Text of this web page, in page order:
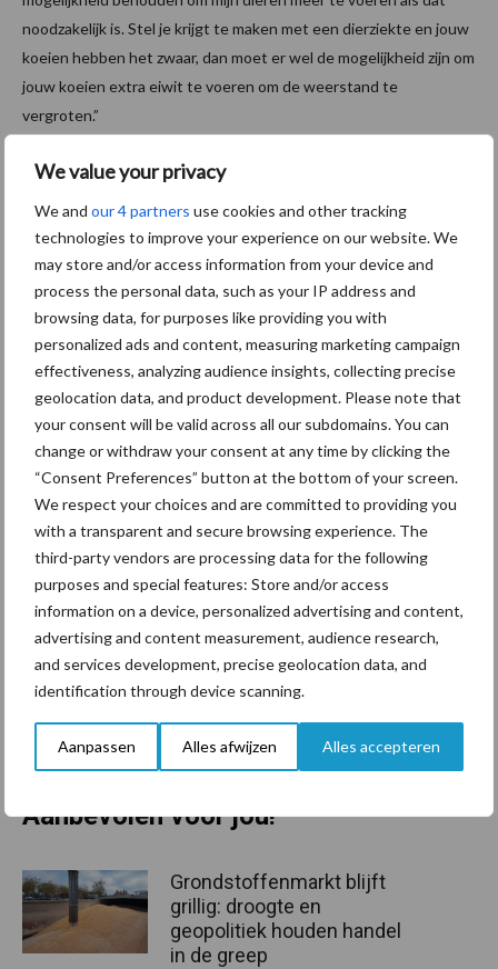
We value your privacy
We and our 4 partners use cookies and other tracking
technologies to improve your experience on our website. We
may store and/or access information from your device and
process the personal data, such as your IP address and
browsing data, for purposes like providing you with
personalized ads and content, measuring marketing campaign
effectiveness, analyzing audience insights, collecting precise
geolocation data, and product development. Please note that
your consent will be valid across all our subdomains. You can
change or withdraw your consent at any time by clicking the
“Consent Preferences” button at the bottom of your screen.
We respect your choices and are committed to providing you
with a transparent and secure browsing experience. The
third-party vendors are processing data for the following
purposes and special features: Store and/or access
information on a device, personalized advertising and content,
advertising and content measurement, audience research,
and services development, precise geolocation data, and
identification through device scanning.
Aanpassen Alles afwijzen Alles accepteren
noodzakelijk is. Stel je krijgt te maken met een dierziekte en jouw
koeien hebben het zwaar, dan moet er wel de mogelijkheid zijn om
jouw koeien extra eiwit te voeren om de weerstand te
vergroten.”
Gezonde koeien in de stal
want het onderzoek is nog niet afgerond. In het najaar zal het
laatste bedrijfsbezoek door de dierenarts plaatsvinden.
Vervolgens zal de onderzoeker alle gegevens van 20
melkveebedrijven analyseren.
In de stal ziet hij eigenlijk geen verschil als het gaat om
diergezondheid. De zwartbonte
Holstein Friesian koeien
op het eerste gezicht gezond uit. Een aantal dieren staat te
vreten aan het voerhek, terwijl een groot deel van de dieren
rustig herkauwend in de ligboxen ligt. Ook de dierenarts die de
koeien twee keer per jaar monitort heeft geen signalen om aan te
nemen dat de dieren niet gezond zijn.
Dit is het tweede artikel in een reeks van vijf, over het
deelproject Diergezondheid binnen Koe en Eiwit.Het vorige
artikel met dierenarts Sebastiaan Claessens aan het woord, lees
je hier.
Bron:Verantwoorde Veehouderij
Beeld: ter illustratie
Aanbevolen voor jou!
Grondstoffenmarkt blijft
grillig: droogte en
geopolitiek houden handel
in de greep